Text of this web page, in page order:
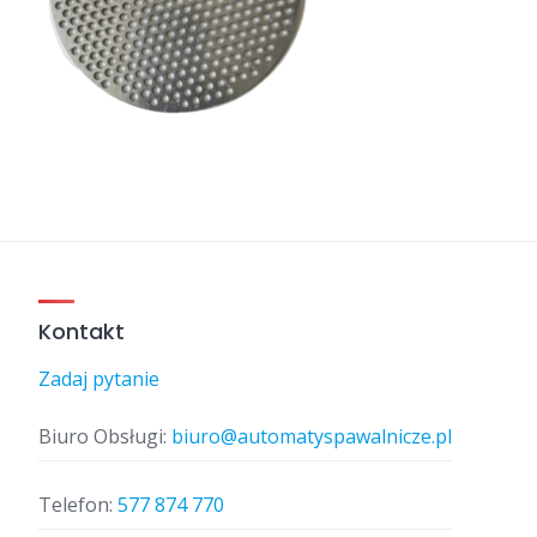
Kontakt
Zadaj pytanie
Biuro Obsługi: biuro@automatyspawalnicze.pl
Telefon: 577 874 770